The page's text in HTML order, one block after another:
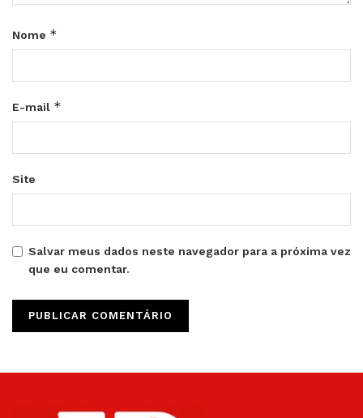
Nome *
E-mail *
Site
Salvar meus dados neste navegador para a próxima vez
que eu comentar.